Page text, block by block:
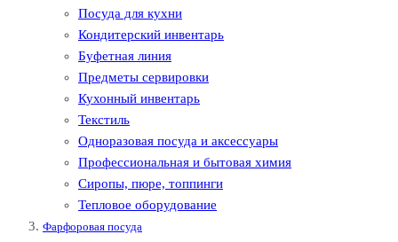
Посуда для кухни
Кондитерский инвентарь
Буфетная линия
Предметы сервировки
Кухонный инвентарь
Текстиль
Одноразовая посуда и аксессуары
Профессиональная и бытовая химия
Сиропы, пюре, топпинги
Тепловое оборудование
Фарфоровая посуда